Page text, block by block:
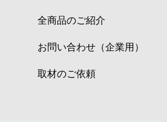
全商品のご紹介
お問い合わせ（企業用）
取材のご依頼